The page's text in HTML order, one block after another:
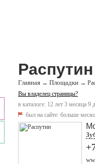
Распутин
Главная → Площадки →
Вы владелец страницы?
в каталоге: 12 лет 3 месяца 9
был на сайте: больше